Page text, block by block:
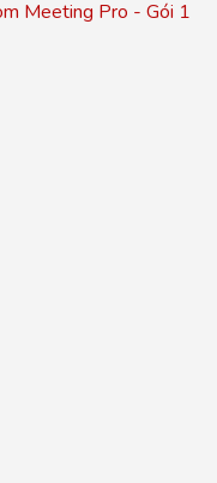
Meeting Pro - Gói 1